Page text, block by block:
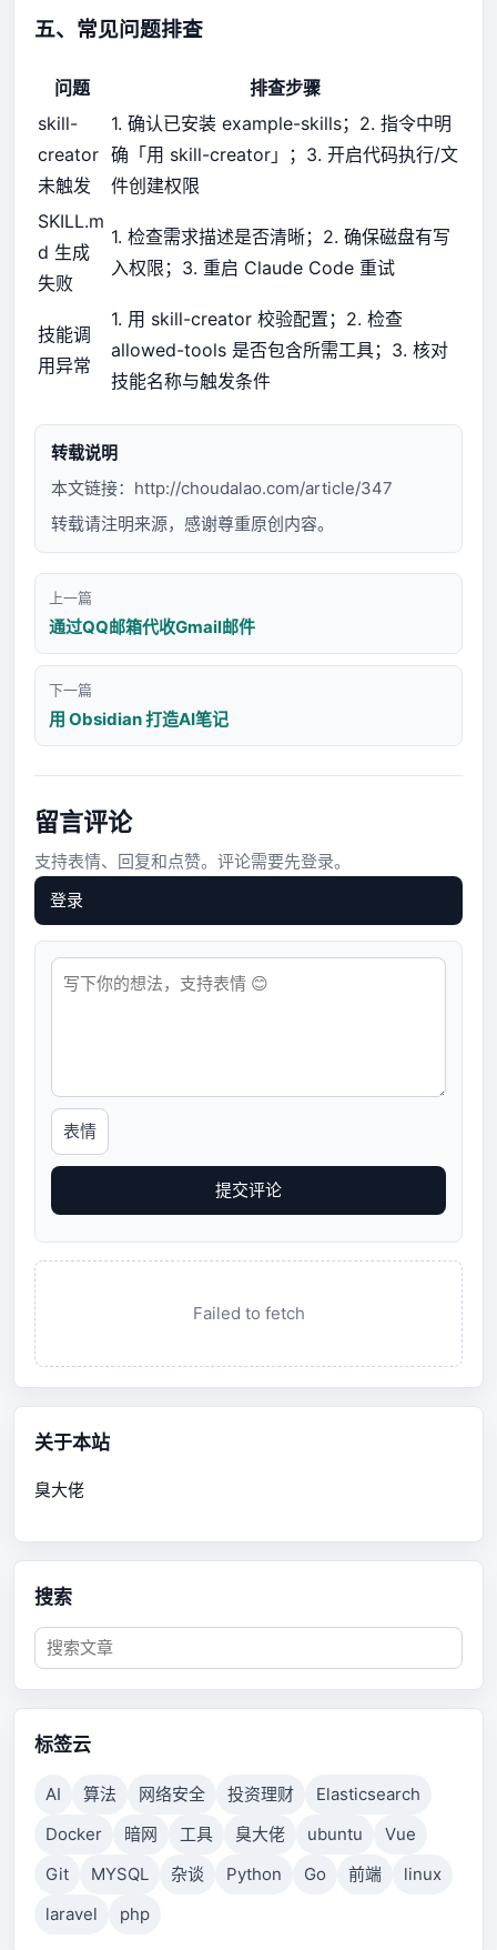
五、常见问题排查
问题
排查步骤
skill-
creator
未触发
1. 确认已安装 example-skills；2. 指令中明
确「用 skill-creator」；3. 开启代码执行/文
件创建权限
SKILL.m
d 生成
失败
1. 检查需求描述是否清晰；2. 确保磁盘有写
入权限；3. 重启 Claude Code 重试
技能调
用异常
1. 用 skill-creator 校验配置；2. 检查
allowed-tools 是否包含所需工具；3. 核对
技能名称与触发条件
转载说明
本文链接： http://choudalao.com/article/347
转载请注明来源，感谢尊重原创内容。
上一篇
通过QQ邮箱代收Gmail邮件
下一篇
用 Obsidian 打造AI笔记
留言评论
支持表情、回复和点赞。评论需要先登录。
登录
表情
提交评论
Failed to fetch
关于本站
臭大佬
搜索
标签云
AI 算法 网络安全 投资理财
Elasticsearch
Docker
暗网 工具 臭大佬 ubuntu
Vue
Git
MYSQL 杂谈 Python Go 前端
linux
laravel
php